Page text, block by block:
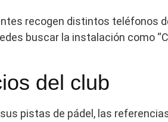
recogen distintos teléfonos
buscar la instalación como
del club
pistas de pádel, las